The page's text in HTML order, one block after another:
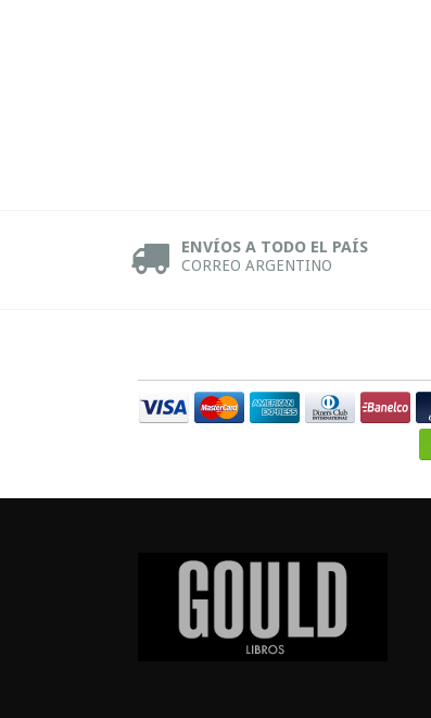
ENVÍOS A TODO EL PAÍS
CORREO ARGENTINO